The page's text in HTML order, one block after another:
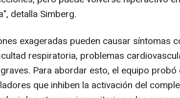
detalla Simberg.
exageradas pueden causar síntomas
respiratoria, problemas
Para abordar esto, el equipo
que inhiben la activación del